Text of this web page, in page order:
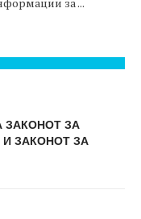
ЗАКОНОТ ЗА
ЗАКОНОТ ЗА